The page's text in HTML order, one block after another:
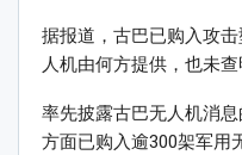
据报道，古巴已购入攻
人机由何方提供，也未查
率先披露古巴无人机消
方面已购入逾300架军用